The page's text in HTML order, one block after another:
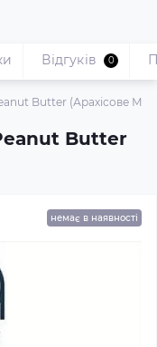
Butter (Арахісове
Butter
Відгуків 0
немає в наявності